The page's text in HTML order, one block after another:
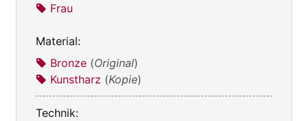
Frau
Material:
Bronze (Original)
Kunstharz (Kopie)
Technik: